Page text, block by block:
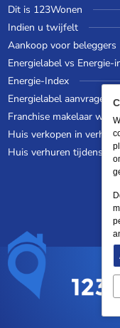
Dit is 123Wonen
Indien u twijfelt
Aankoop voor beleggers
Energielabel vs Energie-
Energie-Index
Energielabel aanvragen
Franchise makelaar
Huis verkopen in
Huis verhuren tijdens